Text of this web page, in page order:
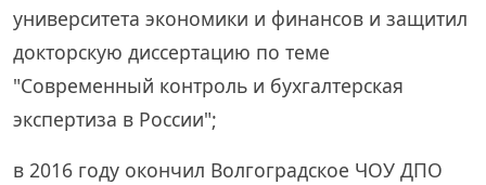
университета экономики и финансов и защитил
докторскую диссертацию по теме
"Современный контроль и бухгалтерская
экспертиза в России";
в 2016 году окончил Волгоградское ЧОУ ДПО